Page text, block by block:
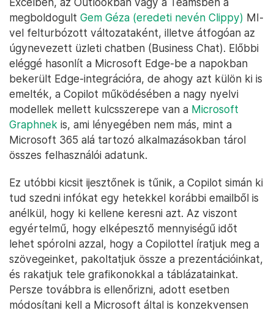
megboldogult Gem Géza (eredeti nevén Clippy) MI-
vel felturbózott változataként, illetve átfogóan az
úgynevezett üzleti chatben (Business Chat). Előbbi
eléggé hasonlít a Microsoft Edge-be a napokban
bekerült Edge-integrációra, de ahogy azt külön ki is
emelték, a Copilot működésében a nagy nyelvi
modellek mellett kulcsszerepe van a Microsoft
Graphnek is, ami lényegében nem más, mint a
Microsoft 365 alá tartozó alkalmazásokban tárol
összes felhasználói adatunk.
Ez utóbbi kicsit ijesztőnek is tűnik, a Copilot simán ki
tud szedni infókat egy hetekkel korábbi emailből is
anélkül, hogy ki kellene keresni azt. Az viszont
egyértelmű, hogy elképesztő mennyiségű időt
lehet spórolni azzal, hogy a Copilottel íratjuk meg a
szövegeinket, pakoltatjuk össze a prezentációinkat,
és rakatjuk tele grafikonokkal a táblázatainkat.
Persze továbbra is ellenőrizni, adott esetben
módosítani kell a Microsoft által is konzekvensen